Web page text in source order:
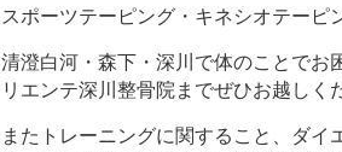
スポーツテーピング・キネシオテーピ
清澄白河・森下・深川で体のことでお
リエンテ深川整骨院までぜひお越しく
またトレーニングに関すること、ダイ